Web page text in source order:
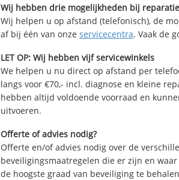
Wij hebben drie mogelijkheden bij
Wij helpen u op afstand (telefonisch), de
af bij één van onzeservicecentra. Vaak de
LET OP: Wij hebben vijf servicewinkels
We helpen u nu direct op afstand per
langs voor €70,- incl. diagnose en kleine
hebben altijd voldoende voorraad en
uitvoeren.
Offerte of advies nodig?
Offerte en/of advies nodig over de
beveiligingsmaatregelen die er zijn en
de hoogste graad van beveiliging te